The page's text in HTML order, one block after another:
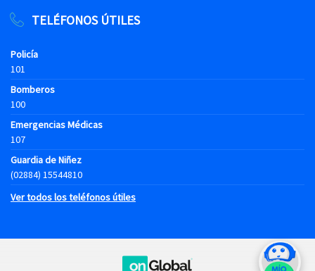
TELÉFONOS ÚTILES
Policía
101
Bomberos
100
Emergencias Médicas
107
Guardia de Niñez
(02884) 15544810
Ver todos los teléfonos útiles